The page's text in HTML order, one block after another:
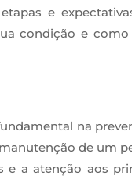
e
condição e como
na
de um
e a atenção aos